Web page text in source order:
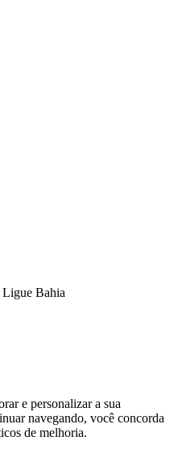
Ligue Bahia
e personalizar a sua
navegando, você concorda
de melhoria.